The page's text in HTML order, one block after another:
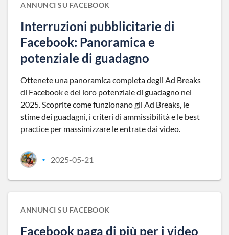
ANNUNCI SU FACEBOOK
Interruzioni pubblicitarie di
Facebook: Panoramica e
potenziale di guadagno
Ottenete una panoramica completa degli Ad Breaks
di Facebook e del loro potenziale di guadagno nel
2025. Scoprite come funzionano gli Ad Breaks, le
stime dei guadagni, i criteri di ammissibilità e le best
practice per massimizzare le entrate dai video.
• 2025-05-21
ANNUNCI SU FACEBOOK
Facebook paga di più per i video